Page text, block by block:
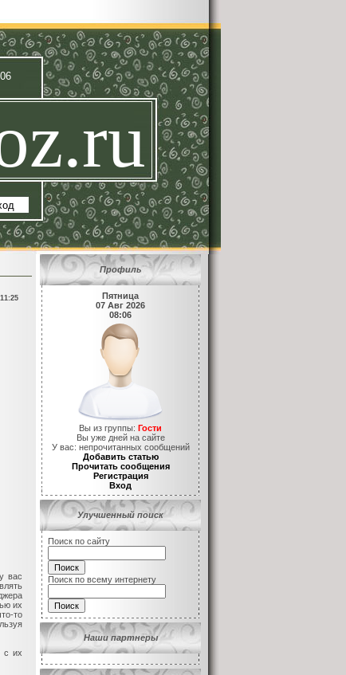
11:25
вас
их
то
с их
Профиль
Пятница
07 Авг 2026
08:06
Вы из группы: Гости
Вы уже дней на сайте
У вас: непрочитанных сообщений
Добавить статью
Прочитать сообщения
Регистрация
Вход
Улучшенный поиск
Поиск по сайту
Поиск по всему интернету
Наши партнеры